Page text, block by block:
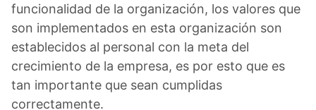
funcionalidad de la organización, los valores que
son implementados en esta organización son
establecidos al personal con la meta del
crecimiento de la empresa, es por esto que es
tan importante que sean cumplidas
correctamente.